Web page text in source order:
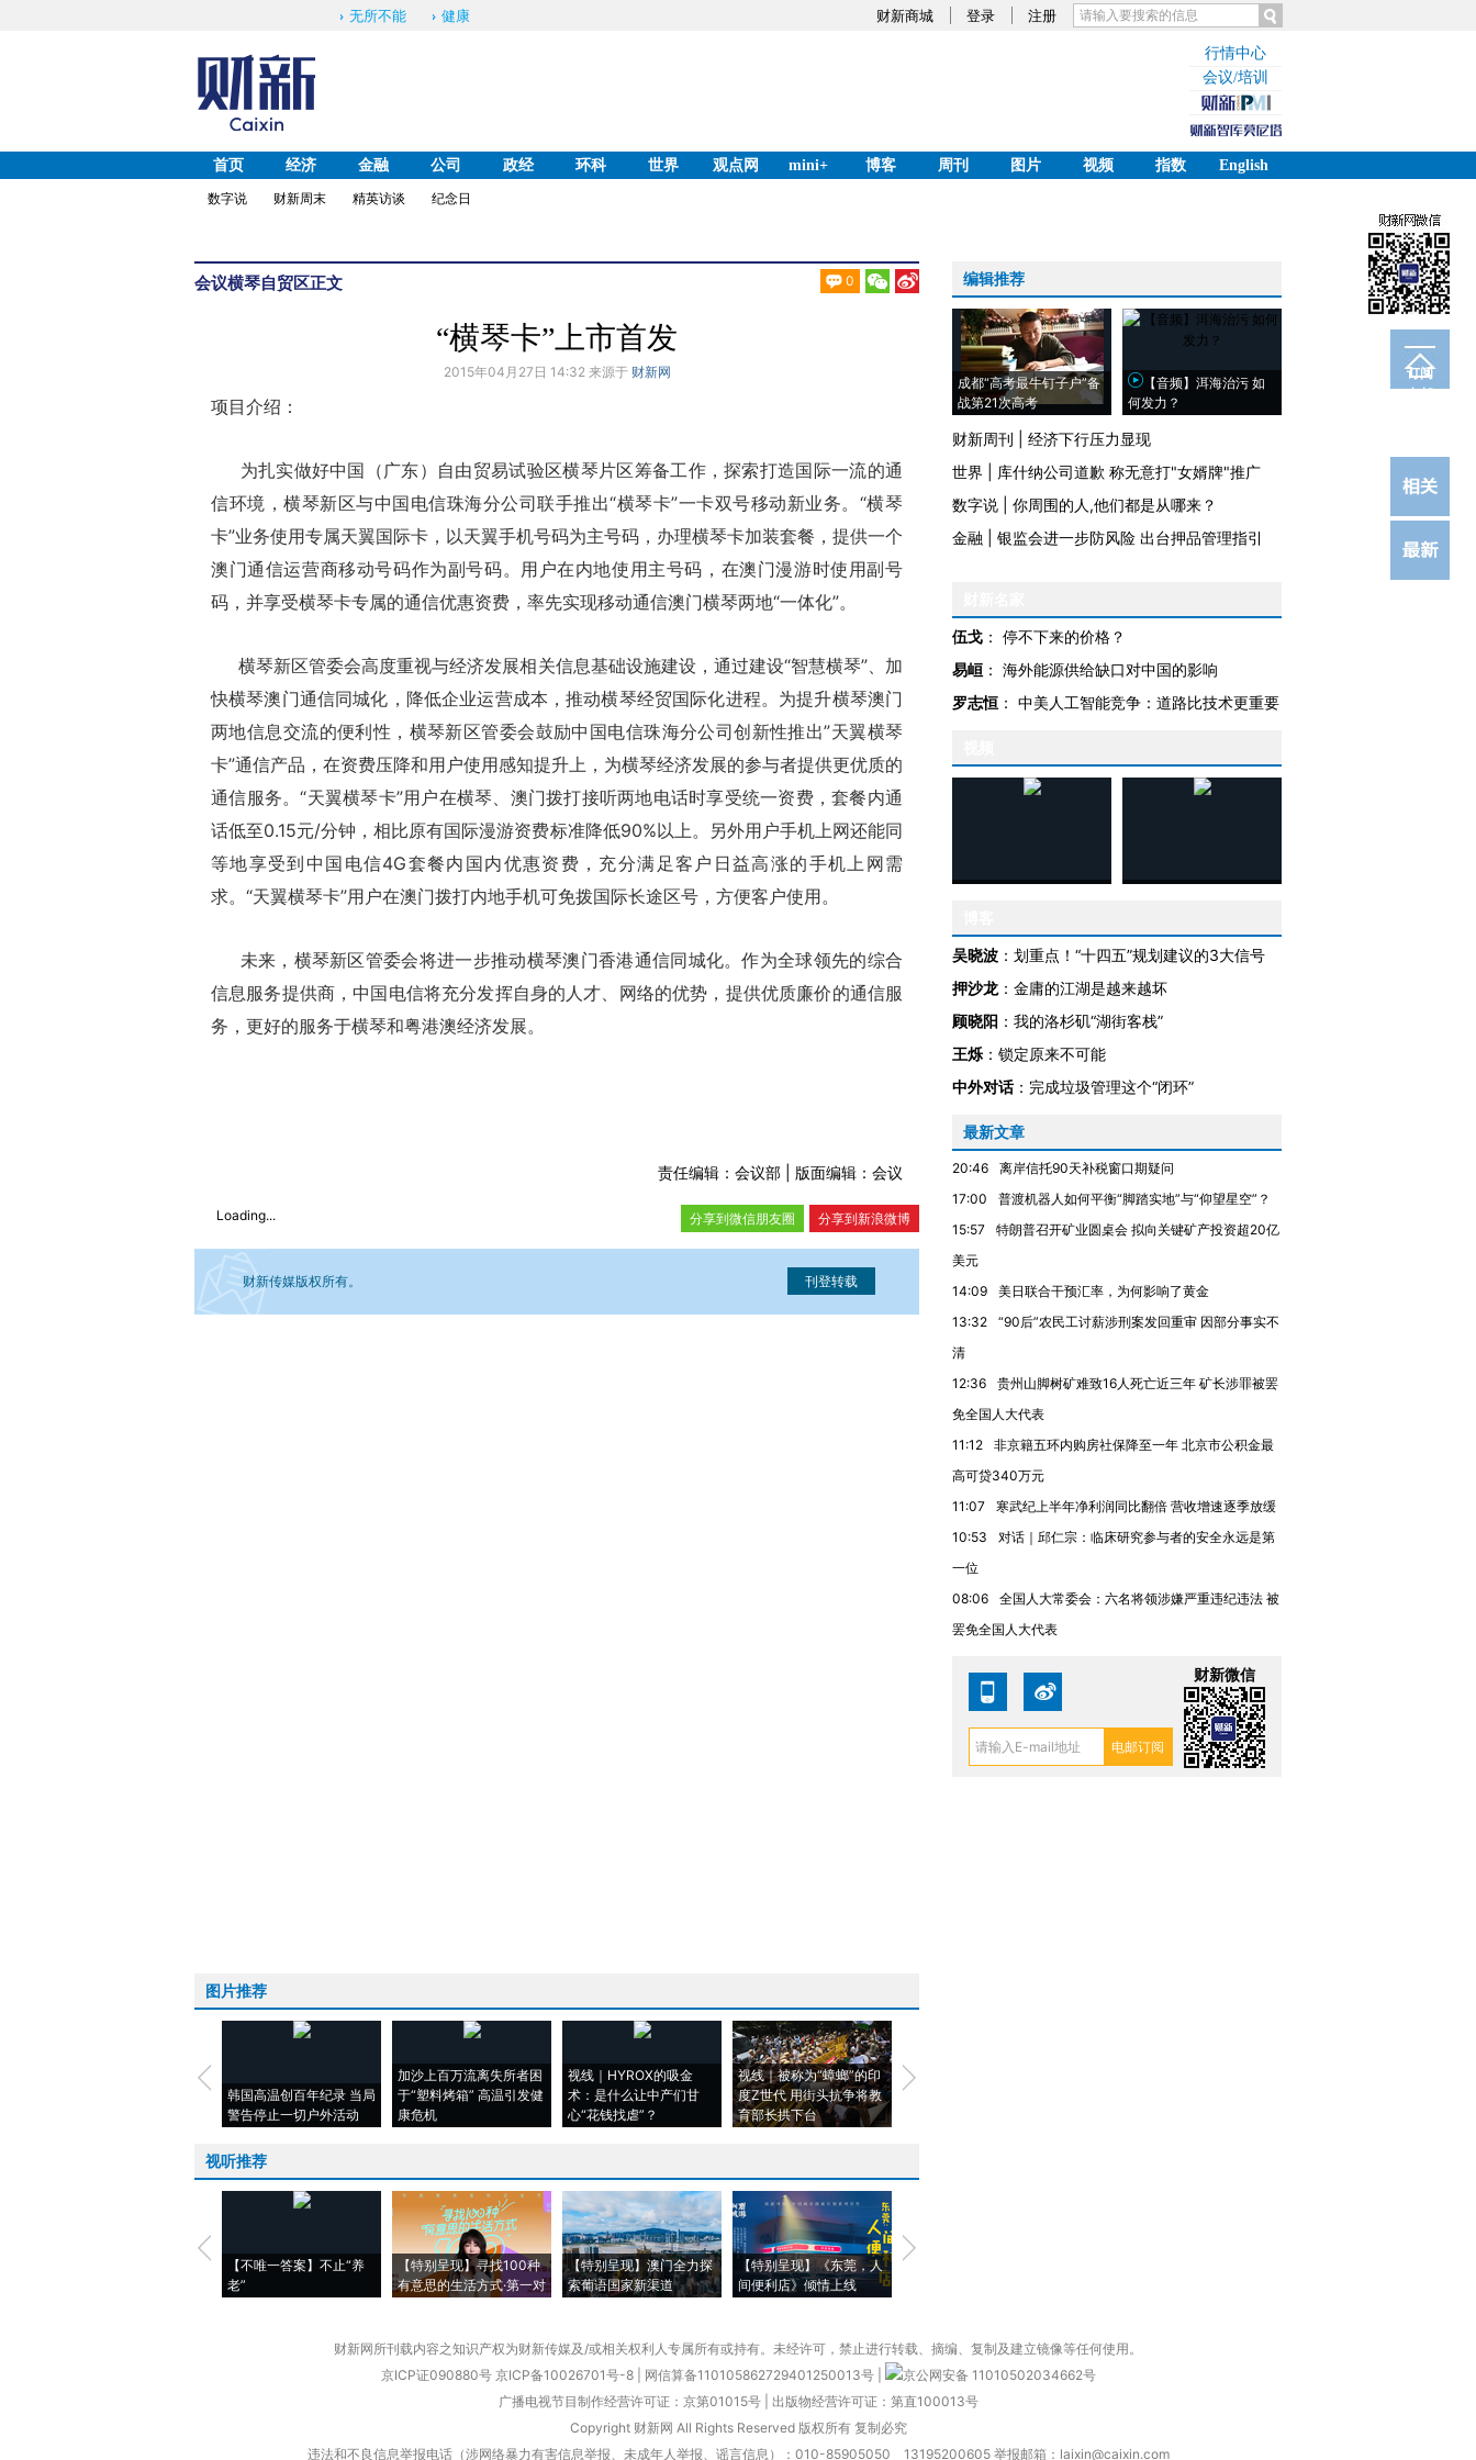
财新商城 登录 注册
无所不能 健康
行情中心
会议/培训
首页 经济 金融 公司 政经 环科 世界 观点网 mini+ 博客 周刊 图片 视频 指数
English
数字说
财新周末 精英访谈 纪念日
会议横琴自贸区正文 0
订阅
电邮
“横琴卡”上市首发
2015年04月27日 14:32 来源于 财新网
项目介绍：
为扎实做好中国（广东）自由贸易试验区横琴片区筹备工作，探索打造国际一流的通
信环境，横琴新区与中国电信珠海分公司联手推出“横琴卡”一卡双号移动新业务。“横琴
卡”业务使用专属天翼国际卡，以天翼手机号码为主号码，办理横琴卡加装套餐，提供一个
澳门通信运营商移动号码作为副号码。用户在内地使用主号码，在澳门漫游时使用副号
码，并享受横琴卡专属的通信优惠资费，率先实现移动通信澳门横琴两地“一体化”。
横琴新区管委会高度重视与经济发展相关信息基础设施建设，通过建设“智慧横琴”、加
快横琴澳门通信同城化，降低企业运营成本，推动横琴经贸国际化进程。为提升横琴澳门
两地信息交流的便利性，横琴新区管委会鼓励中国电信珠海分公司创新性推出”天翼横琴
卡”通信产品，在资费压降和用户使用感知提升上，为横琴经济发展的参与者提供更优质的
通信服务。“天翼横琴卡”用户在横琴、澳门拨打接听两地电话时享受统一资费，套餐内通
话低至0.15元/分钟，相比原有国际漫游资费标准降低90%以上。另外用户手机上网还能同
等地享受到中国电信4G套餐内国内优惠资费，充分满足客户日益高涨的手机上网需
求。“天翼横琴卡”用户在澳门拨打内地手机可免拨国际长途区号，方便客户使用。
未来，横琴新区管委会将进一步推动横琴澳门香港通信同城化。作为全球领先的综合
信息服务提供商，中国电信将充分发挥自身的人才、网络的优势，提供优质廉价的通信服
务，更好的服务于横琴和粤港澳经济发展。
责任编辑：会议部 | 版面编辑：会议
Loading... 分享到新浪微博
分享到微信朋友圈
财新传媒版权所有。
图片推荐
韩国高温创百年纪录 当局
警告停止一切户外活动
加沙上百万流离失所者困
于“塑料烤箱” 高温引发健
康危机
视线｜HYROX的吸金
术：是什么让中产们甘
心“花钱找虐”？
视线｜被称为“蟑螂”的印
度Z世代 用街头抗争将教
育部长拱下台
视线｜“入侵”还是“人道危
视听推荐
【不唯一答案】不止“养
老”
【特别呈现】寻找100种
有意思的生活方式·第一对
【特别呈现】澳门全力探
索葡语国家新渠道
【特别呈现】《东莞，人
间便利店》倾情上线
【推广】走进第四届链博
编辑推荐
成都“高考最牛钉子户”备
战第21次高考
【音频】洱海治污 如
何发力？
财新周刊
经济下行压力显现
世界
库什纳公司道歉 称无意打"女婿牌"推广
数字说
你周围的人,他们都是从哪来？
金融
银监会进一步防风险 出台押品管理指引
伍戈 ： 停不下来的价格？
易峘 ： 海外能源供给缺口对中国的影响
罗志恒 ： 中美人工智能竞争：道路比技术更重要
吴晓波 ： 划重点！“十四五”规划建议的3大信号
押沙龙 ： 金庸的江湖是越来越坏
顾晓阳 ： 我的洛杉矶“湖街客栈”
王烁 ： 锁定原来不可能
中外对话： 完成垃圾管理这个“闭环”
最新文章
20:46
离岸信托90天补税窗口期疑问
17:00
普渡机器人如何平衡“脚踏实地”与“仰望星空”？
15:57
特朗普召开矿业圆桌会 拟向关键矿产投资超20亿
美元
14:09
美日联合干预汇率，为何影响了黄金
13:32
“90后”农民工讨薪涉刑案发回重审 因部分事实不
清
12:36
贵州山脚树矿难致16人死亡近三年 矿长涉罪被罢
免全国人大代表
11:12
非京籍五环内购房社保降至一年 北京市公积金最
高可贷340万元
11:07
寒武纪上半年净利润同比翻倍 营收增速逐季放缓
10:53
对话｜邱仁宗：临床研究参与者的安全永远是第
一位
08:06
全国人大常委会：六名将领涉嫌严重违纪违法 被
罢免全国人大代表
财新微信
财新网所刊载内容之知识产权为财新传媒及/或相关权利人专属所有或持有。未经许可，禁止进行转载、摘编、复制及建立镜像等任何使用。
京ICP证090880号 京ICP备10026701号-8 网信算备110105862729401250013号
京公网安备 11010502034662号
广播电视节目制作经营许可证：京第01015号| 出版物经营许可证：第直100013号
Copyright 财新网 All Rights Reserved 版权所有 复制必究
违法和不良信息举报电话（涉网络暴力有害信息举报、未成年人举报、谣言信息）：010-85905050 13195200605 举报邮箱：laixin@caixin.com